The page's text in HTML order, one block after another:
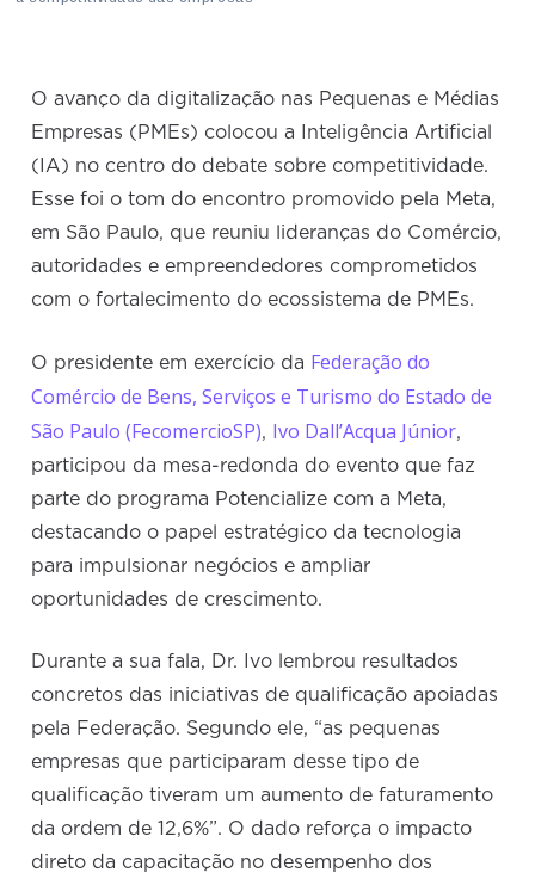
O avanço da digitalização nas Pequenas e Médias
Empresas (PMEs) colocou a Inteligência Artificial
(IA) no centro do debate sobre competitividade.
Esse foi o tom do encontro promovido pela Meta,
em São Paulo, que reuniu lideranças do Comércio,
autoridades e empreendedores comprometidos
com o fortalecimento do ecossistema de PMEs.
O presidente em exercício da Federação do
Comércio de Bens, Serviços e Turismo do Estado de
São Paulo (FecomercioSP), Ivo Dall’Acqua Júnior,
participou da mesa-redonda do evento que faz
parte do programa Potencialize com a Meta,
destacando o papel estratégico da tecnologia
para impulsionar negócios e ampliar
oportunidades de crescimento.
Durante a sua fala, Dr. Ivo lembrou resultados
concretos das iniciativas de qualificação apoiadas
pela Federação. Segundo ele, “as pequenas
empresas que participaram desse tipo de
qualificação tiveram um aumento de faturamento
da ordem de 12,6%”. O dado reforça o impacto
direto da capacitação no desempenho dos